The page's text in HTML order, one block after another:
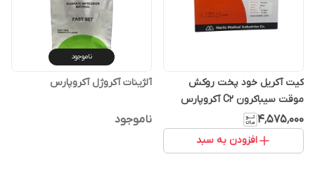
کیت آکریل خود پخت روکش
موقت سیباکرون C2 آکروپارس
۴٬۵۷۵٬۰۰۰
افزودن به سبد
ناموجود
آلژینات آکروژل آکروپارس
ناموجود